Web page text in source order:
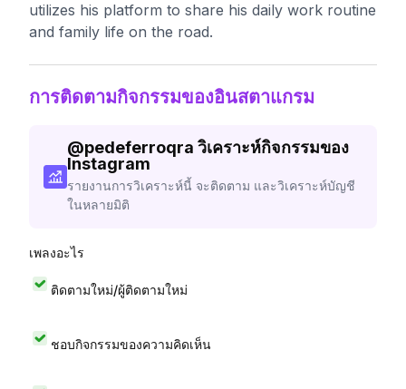
utilizes his platform to share his daily work routine
and family life on the road.
การติดตามกิจกรรมของอินสตาแกรม
@pedeferroqra วิเคราะห์กิจกรรมของ
Instagram
รายงานการวิเคราะห์นี้ จะติดตาม และวิเคราะห์บัญชี
ในหลายมิติ
เพลงอะไร
ติดตามใหม่/ผู้ติดตามใหม่
ชอบกิจกรรมของความคิดเห็น